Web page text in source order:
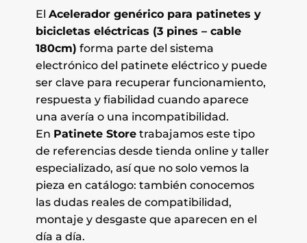
El Acelerador genérico para patinetes y
bicicletas eléctricas (3 pines – cable
180cm) forma parte del sistema
electrónico del patinete eléctrico y puede
ser clave para recuperar funcionamiento,
respuesta y fiabilidad cuando aparece
una avería o una incompatibilidad.
En Patinete Storetrabajamos este tipo
de referencias desde tienda online y taller
especializado, así que no solo vemos la
pieza en catálogo: también conocemos
las dudas reales de compatibilidad,
montaje y desgaste que aparecen en el
día a día.